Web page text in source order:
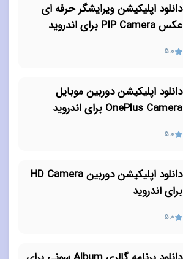
دانلود اپلیکیشن ویرایشگر حرفه ای
عکس PIP Camera برای اندروید
5.0
دانلود اپلیکیشن دوربین موبایل
OnePlus Camera برای اندروید
5.0
دانلود اپلیکیشن دوربین HD Camera
برای اندروید
5.0